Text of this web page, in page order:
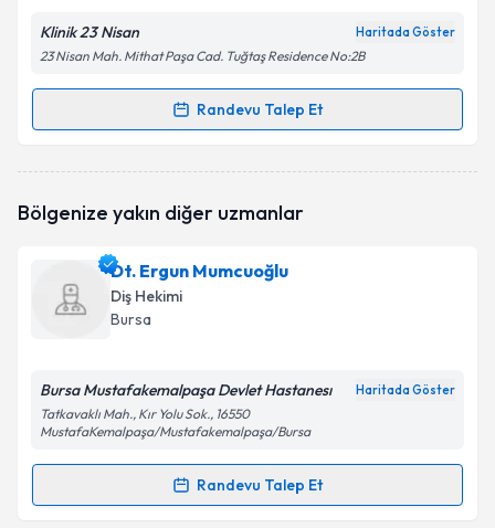
Klinik 23 Nisan Haritada Göster
23 Nisan Mah. Mithat Paşa Cad. Tuğtaş Residence No:2B
Randevu Talep Et
Randevu Takvimi Talebi
oluşturun. Size bu uzmandan randevu almanız için bir
E-posta Adresiniz
Kişisel verilerimin işlenmesine ilişkin
Aydınlatma
Metni'ni okudum ve kişisel verilerimin belirtilen
kapsamda işlenmesini kabul ediyorum.
Takvim Talebini Gönder
Bölgenize yakın diğer uzmanlar
Dt. Ergun Mumcuoğlu
Diş Hekimi
Bursa
Bursa Mustafakemalpaşa Devlet Hastanesı Haritada Göster
Tatkavaklı Mah., Kır Yolu Sok., 16550
MustafaKemalpaşa/Mustafakemalpaşa/Bursa
Randevu Talep Et
Randevu Takvimi Talebi